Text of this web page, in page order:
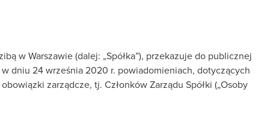
w Warszawie (dalej: „Spółka”), przekazuje do publicznej
dniu 24 września 2020 r. powiadomieniach, dotyczących
zarządcze, tj. Członków Zarządu Spółki („Osoby